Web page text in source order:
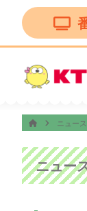
ごしま
ニュー
ニュー